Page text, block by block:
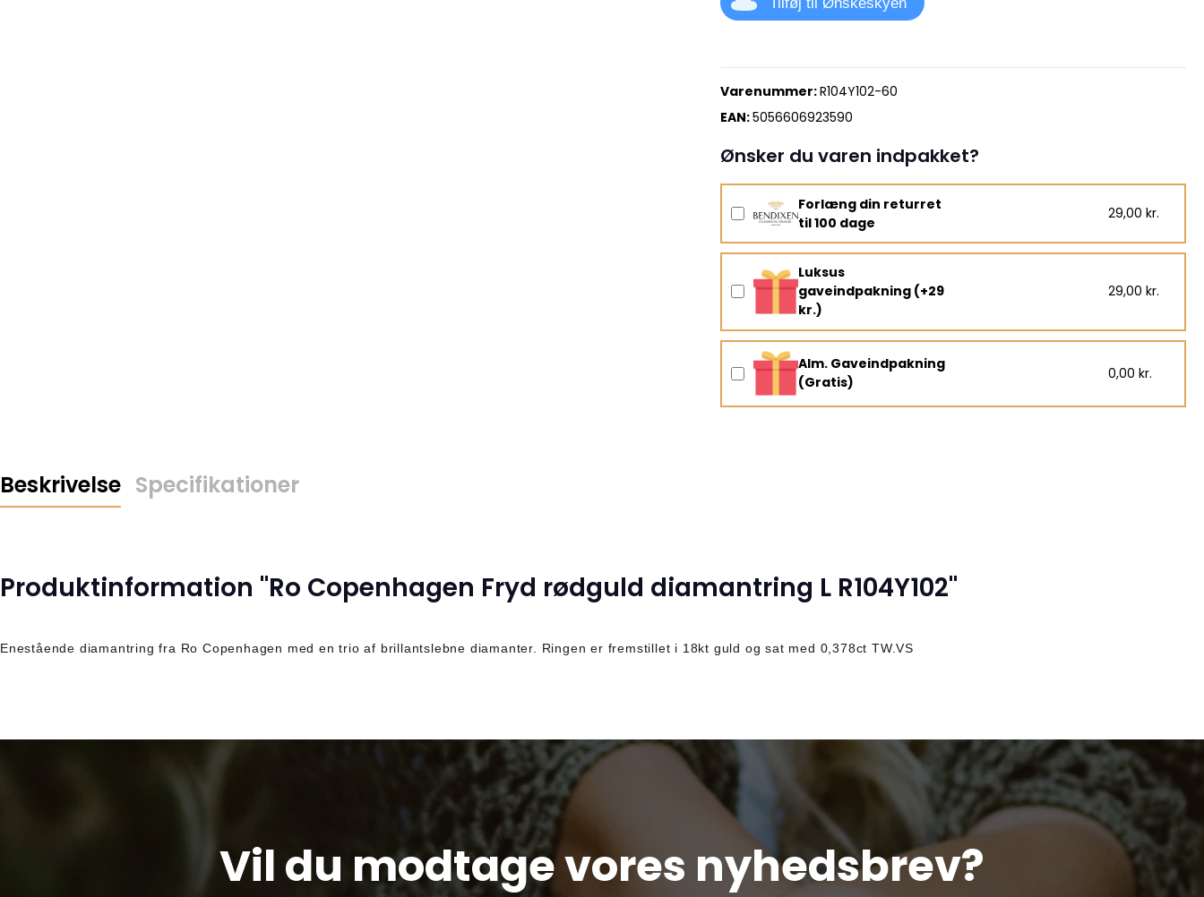
Varenummer:R104Y102-60
EAN:5056606923590
Ønsker du varen indpakket?
Forlæng din returret
til 100 dage
29,00 kr.
Luksus
gaveindpakning (+29
kr.)
29,00 kr.
Alm. Gaveindpakning
(Gratis)
0,00 kr.
Beskrivelse Specifikationer
Produktinformation "Ro Copenhagen Fryd rødguld diamantring L R104Y102"
Enestående diamantring fra Ro Copenhagen med en trio af brillantslebne diamanter. Ringen er fremstillet i 18kt guld og sat med 0,378ct TW.VS
Vil du modtage vores nyhedsbrev?